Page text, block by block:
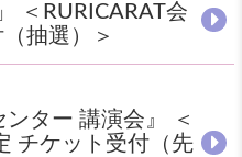
＜RURICARAT会
抽選）＞
ンター 講演会』 ＜
チケット受付（先